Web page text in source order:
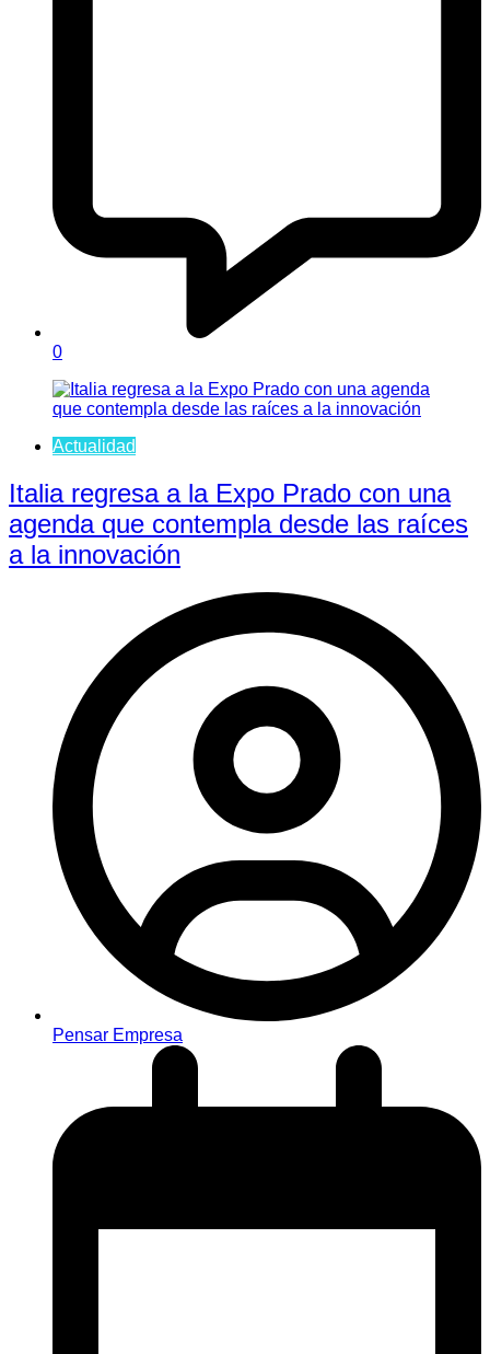
0
Actualidad
Italia regresa a la Expo Prado con una
agenda que contempla desde las raíces
a la innovación
Pensar Empresa